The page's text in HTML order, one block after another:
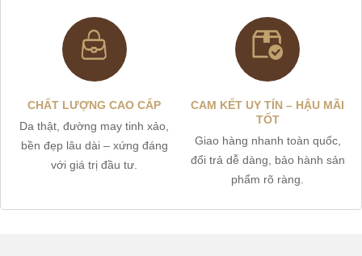
CHẤT LƯỢNG CAO CẤP
Da thật, đường may tinh xảo,
bền đẹp lâu dài – xứng đáng
với giá trị đầu tư.
CAM KẾT UY TÍN – HẬU MÃI
TỐT
Giao hàng nhanh toàn quốc,
đổi trả dễ dàng, bảo hành sản
phẩm rõ ràng.